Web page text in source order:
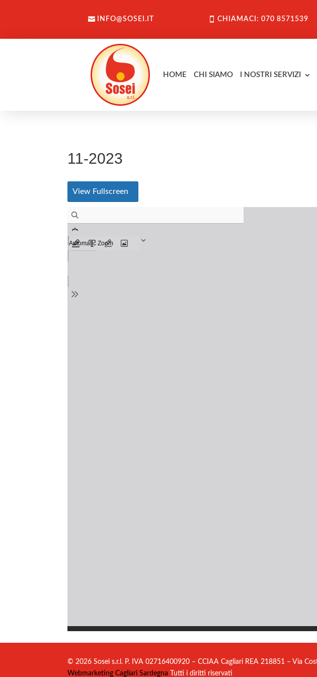
INFO@SOSEI.IT CHIAMACI: 070 8571539
HOME CHI SIAMO I NOSTRI SERVIZI
11-2023
View Fullscreen
© 2026 Sosei s.r.l. P. IVA 02716400920 – CCIAA Cagliari REA 218851 – Via
Webmarketing Cagliari Sardegna
Tutti i diritti riservati